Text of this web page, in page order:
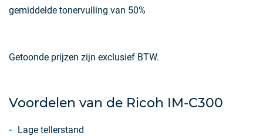
gemiddelde tonervulling van 50%
Getoonde prijzen zijn exclusief BTW.
Voordelen van de Ricoh IM-C300
Lage tellerstand